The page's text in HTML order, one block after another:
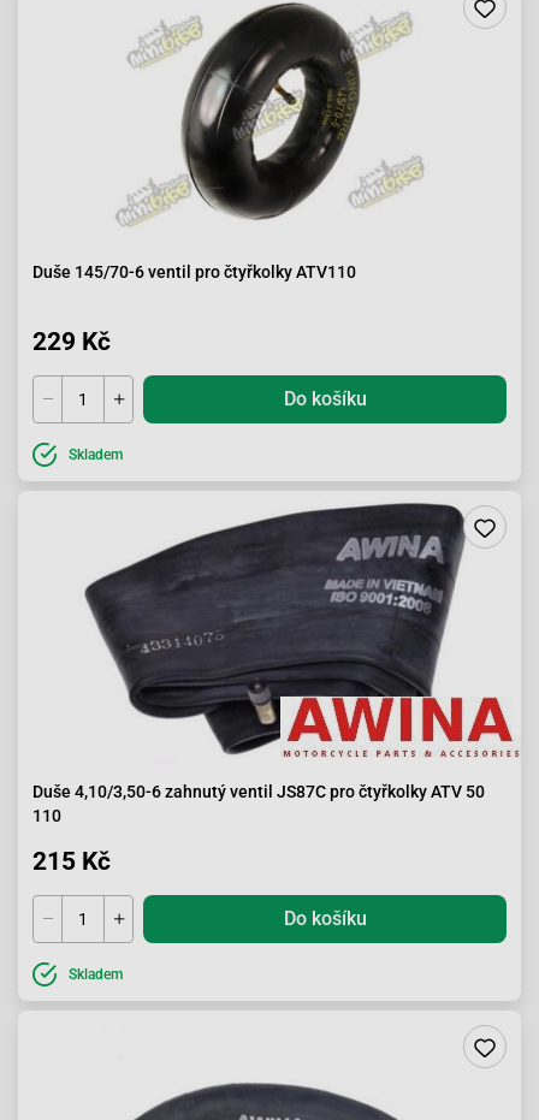
Duše 145/70-6 ventil pro čtyřkolky ATV110
229 Kč
Do košíku
Skladem
Duše 4,10/3,50-6 zahnutý ventil JS87C pro čtyřkolky ATV 50
110
215 Kč
Do košíku
Skladem